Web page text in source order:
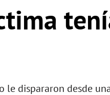
le dispararon desde